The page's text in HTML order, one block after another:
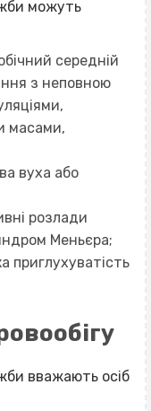
можуть
середній
з неповною
масами,
вуха або
розлади
Меньєра;
приглухуватість
вважають осіб